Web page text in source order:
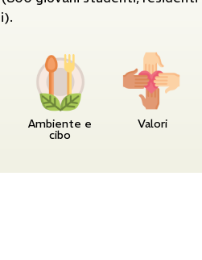
Ambiente e
cibo
Valori